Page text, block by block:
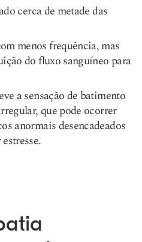
cerca de metade das
menos frequência, mas
do fluxo sanguíneo para
a sensação de batimento
que pode ocorrer
anormais desencadeados